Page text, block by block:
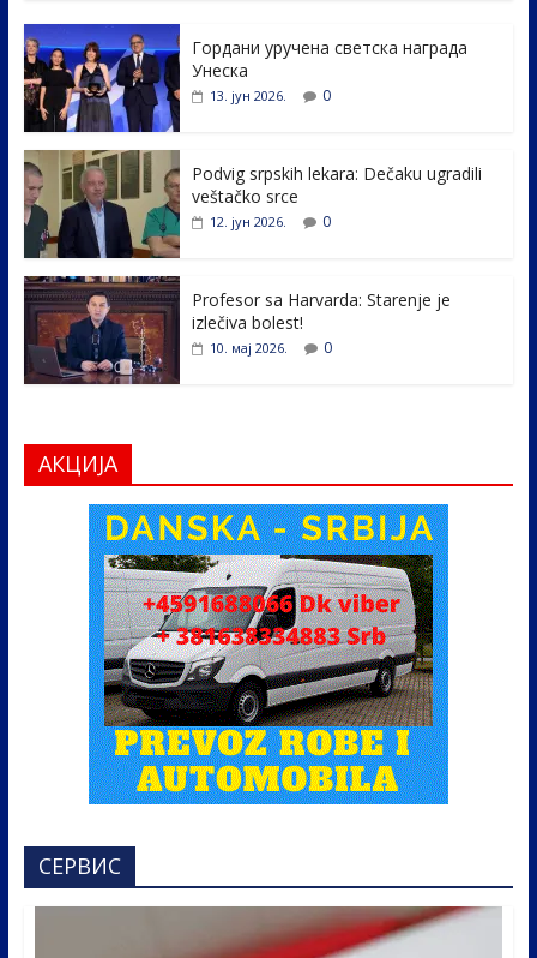
e
b
o
o
k
itt
er e
dI
e
Гордани уручена светска награда
Унеска
13. јун 2026. 0
Podvig srpskih lekara: Dečaku ugradili
veštačko srce
12. јун 2026. 0
Profesor sa Harvarda: Starenje je
izlečiva bolest!
10. мај 2026. 0
АКЦИЈА
СЕРВИС